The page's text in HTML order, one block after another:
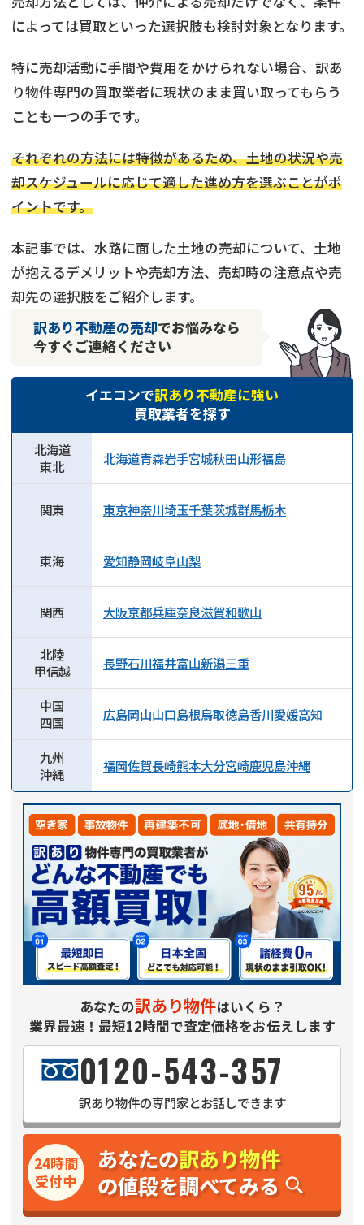
によっては買取といった選択肢も検討対象となります。
特に売却活動に手間や費用をかけられない場合、訳あ
り物件専門の買取業者に現状のまま買い取ってもらう
ことも一つの手です。
それぞれの方法には特徴があるため、土地の状況や売
却スケジュールに応じて適した進め方を選ぶことがポ
イントです。
本記事では、水路に面した土地の売却について、土地
が抱えるデメリットや売却方法、売却時の注意点や売
却先の選択肢をご紹介します。
訳あり不動産の売却でお悩みなら
今すぐご連絡ください
イエコンで訳あり不動産に強い
買取業者を探す
北海道
東北
北海道青森岩手宮城秋田山形福島
関東 東京神奈川埼玉千葉茨城群馬栃木
東海 愛知静岡岐阜山梨
関西 大阪京都兵庫奈良滋賀和歌山
北陸
甲信越
長野石川福井富山新潟三重
中国
四国
広島岡山山口島根鳥取徳島香川愛媛高知
九州
沖縄
福岡佐賀長崎熊本大分宮崎鹿児島沖縄
あなたの訳あり物件はいくら？
業界最速！最短12時間で査定価格をお伝えします
0120-543-357
訳あり物件の専門家とお話しできます
あなたの訳あり物件
の値段を調べてみる
24時間
受付中